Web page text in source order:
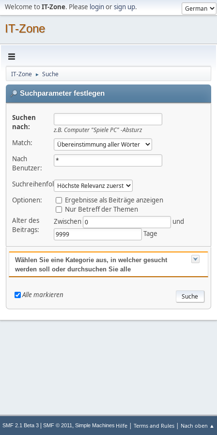
Welcome toIT-Zone. Please loginorsign up.
IT-Zone
IT-Zone ► Suche
Suchparameter festlegen
Suchen
nach:
z.B. Computer "Spiele PC" -Absturz
Match:
Nach
Benutzer:
Suchreihenfolge:
Optionen:
Ergebnisse als Beiträge anzeigen
Nur Betreff der Themen
Alter des
Beitrags:
Zwischen
und
Tage
Wählen Sie eine Kategorie aus, in welcher gesucht
werden soll oder durchsuchen Sie alle
Alle markieren
Hilfe | Terms and Rules | Nach oben ▲
SMF 2.1 Beta 3 SMF © 2011 , Simple Machines